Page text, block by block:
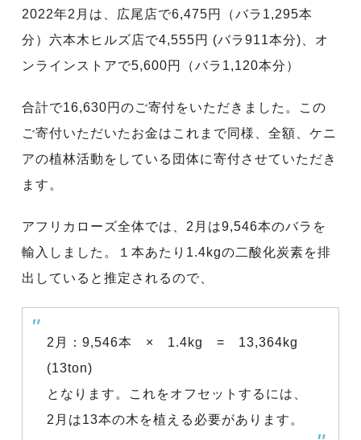
2022年2月は、広尾店で6,475円（バラ1,295本
分）六本木ヒルズ店で4,555円 (バラ911本分)、オ
ンラインストアで5,600円（バラ1,120本分）
合計で16,630円のご寄付をいただきました。この
ご寄付いただいたお金はこれまで同様、全額、ケニ
アの植林活動をしている団体に寄付させていただき
ます。
アフリカローズ全体では、2月は9,546本のバラを
輸入しました。１本あたり1.4kgの二酸化炭素を排
出していると推定されるので、
2月：9,546本 × 1.4kg = 13,364kg
(13ton)
となります。これをオフセットするには、
2月は13本の木を植える必要があります。